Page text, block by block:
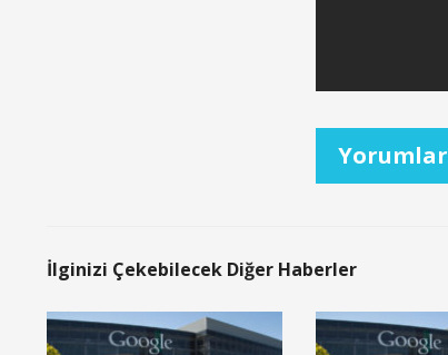
Yorumlar
İlginizi Çekebilecek Diğer Haberler